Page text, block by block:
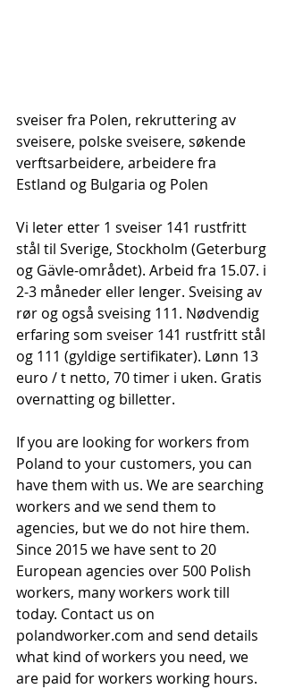
sveiser fra Polen, rekruttering av
sveisere, polske sveisere, søkende
verftsarbeidere, arbeidere fra
Estland og Bulgaria og Polen
Vi leter etter 1 sveiser 141 rustfritt
stål til Sverige, Stockholm (Geterburg
og Gävle-området). Arbeid fra 15.07. i
2-3 måneder eller lenger. Sveising av
rør og også sveising 111. Nødvendig
erfaring som sveiser 141 rustfritt stål
og 111 (gyldige sertifikater). Lønn 13
euro / t netto, 70 timer i uken. Gratis
overnatting og billetter.
If you are looking for workers from
Poland to your customers, you can
have them with us. We are searching
workers and we send them to
agencies, but we do not hire them.
Since 2015 we have sent to 20
European agencies over 500 Polish
workers, many workers work till
today. Contact us on
polandworker.com and send details
what kind of workers you need, we
are paid for workers working hours.